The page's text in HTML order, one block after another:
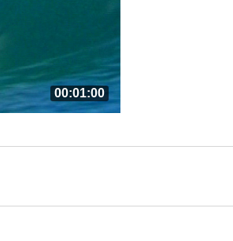
00:01:00